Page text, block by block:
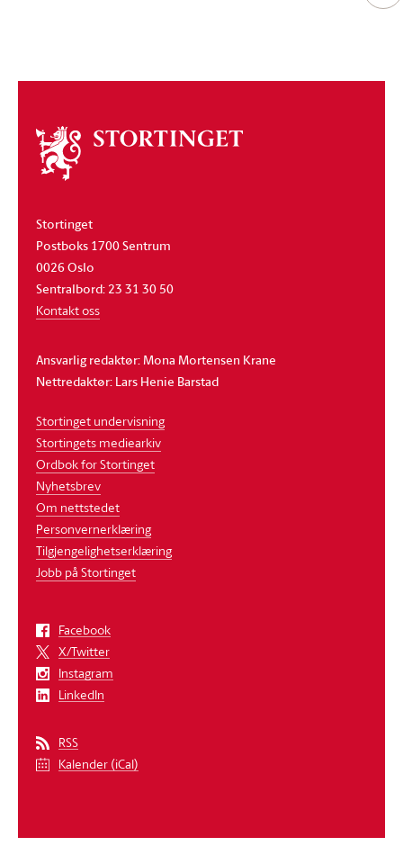
Om
stortinget
Stortinget
Postboks 1700 Sentrum
0026 Oslo
Sentralbord: 23 31 30 50
Kontakt oss
Ansvarlig redaktør: Mona Mortensen Krane
Nettredaktør: Lars Henie Barstad
Stortinget undervisning
Stortingets mediearkiv
Ordbok for Stortinget
Nyhetsbrev
Om nettstedet
Personvernerklæring
Tilgjengelighetserklæring
Jobb på Stortinget
Facebook
X/Twitter
Instagram
LinkedIn
RSS
Kalender (iCal)